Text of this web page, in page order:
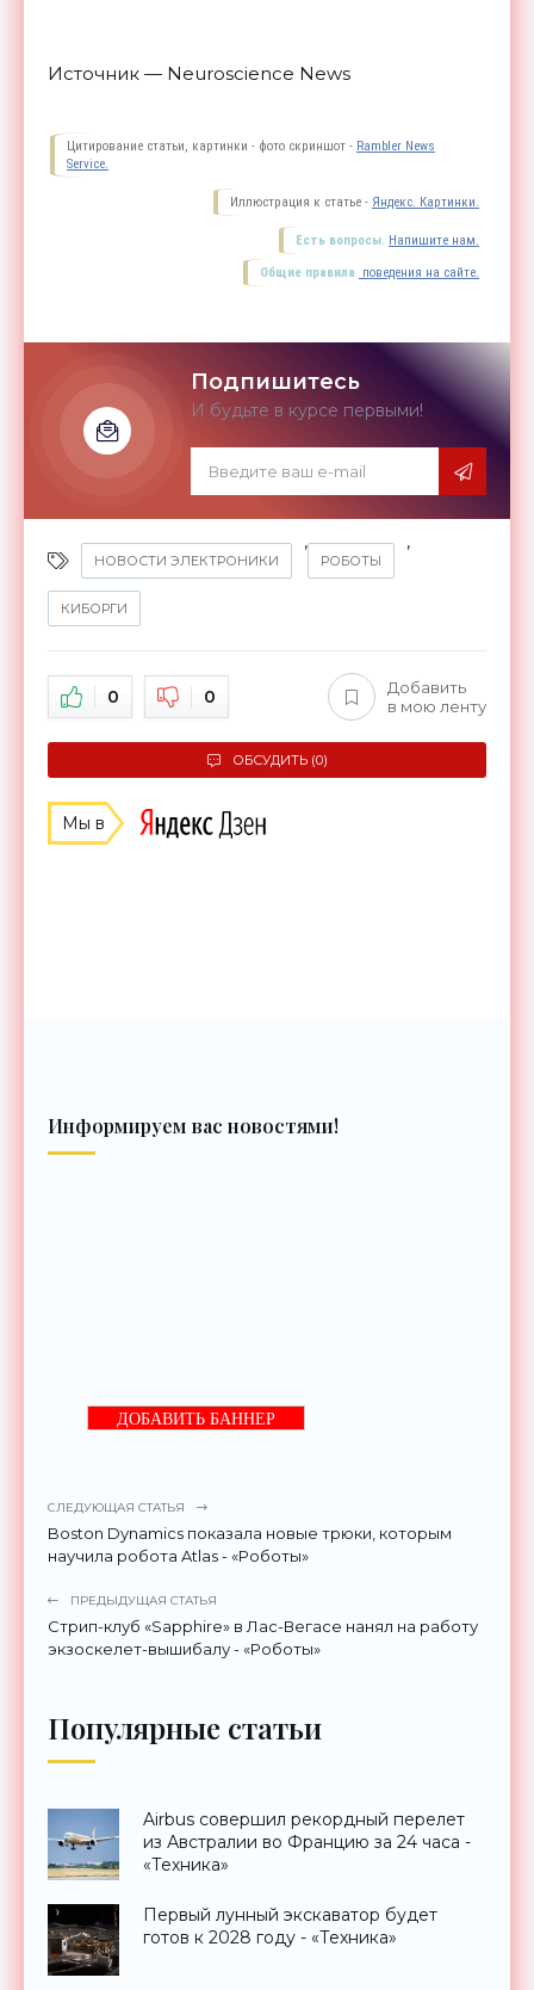
Источник — Neuroscience News
Цитирование статьи, картинки - фото скриншот - Rambler News
Service.
Иллюстрация к статье - Яндекс. Картинки.
Есть вопросы. Напишите нам.
Общие правила поведения на сайте.
Подпишитесь
И будьте в курсе первыми!
НОВОСТИ ЭЛЕКТРОНИКИ
,
РОБОТЫ
,
КИБОРГИ
0 0
Добавить
в мою ленту
ОБСУДИТЬ (0)
Мы в
Информируем вас новостями!
ДОБАВИТЬ БАННЕР
СЛЕДУЮЩАЯ СТАТЬЯ
Boston Dynamics показала новые трюки, которым
научила робота Atlas - «Роботы»
ПРЕДЫДУЩАЯ СТАТЬЯ
Стрип-клуб «Sapphire» в Лас-Вегасе нанял на работу
экзоскелет-вышибалу - «Роботы»
Популярные статьи
Airbus совершил рекордный перелет
из Австралии во Францию за 24 часа -
«Техника»
Первый лунный экскаватор будет
готов к 2028 году - «Техника»